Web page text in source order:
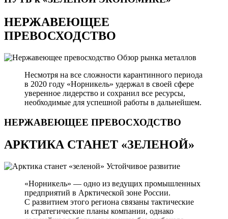
НЕРЖАВЕЮЩЕЕ
ПРЕВОСХОДСТВО
Обзор рынка металлов
Несмотря на все сложности карантинного периода
в 2020 году «Норникель» удержал в своей сфере
уверенное лидерство и сохранил все ресурсы,
необходимые для успешной работы в дальнейшем.
НЕРЖАВЕЮЩЕЕ ПРЕВОСХОДСТВО
АРКТИКА СТАНЕТ «ЗЕЛЕНОЙ»
Устойчивое развитие
«Норникель» — одно из ведущих промышленных
предприятий в Арктической зоне России.
С развитием этого региона связаны тактические
и стратегические планы компании, однако